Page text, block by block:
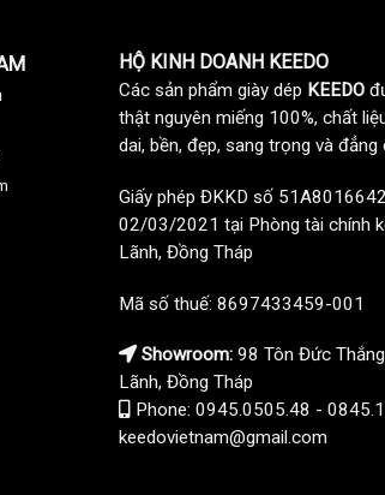
HỘ KINH DOANH KEEDO
Các sản phẩm giày dép KEEDO
thật nguyên miếng 100%, chất
dai, bền, đẹp, sang trọng và đẳng
Giấy phép ĐKKD số
02/03/2021 tại Phòng tài chính
Lãnh, Đồng Tháp
Mã số thuế: 8697433459-001
Showroom: 98 Tôn Đức
Lãnh, Đồng Tháp
Phone: 0945.0505.48 -
keedovietnam@gmail.com